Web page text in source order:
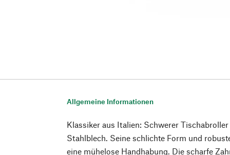
Allgemeine Informationen
Klassiker aus Italien: Schwerer
Stahlblech. Seine schlichte Form und
eine mühelose Handhabung. Die scharfe